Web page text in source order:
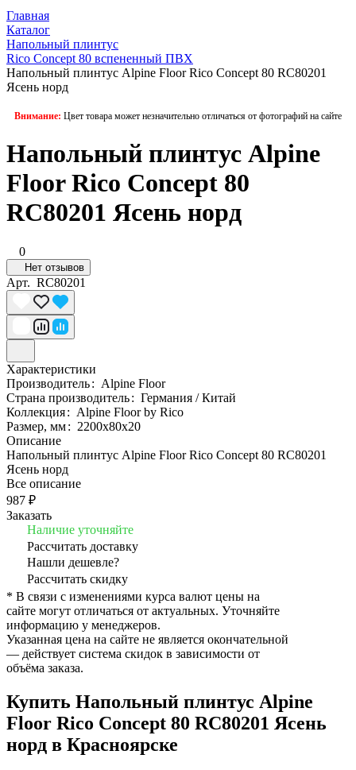
Главная
Каталог
Напольный плинтус
Rico Concept 80 вспененный ПВХ
Напольный плинтус Alpine Floor Rico Concept 80 RC80201
Ясень норд
Внимание: Цвет товара может незначительно отличаться от фотографий на сайте
Напольный плинтус Alpine
Floor Rico Concept 80
RC80201 Ясень норд
0
Нет отзывов
Арт. RC80201
Характеристики
Производитель: Alpine Floor
Страна производитель: Германия / Китай
Коллекция: Alpine Floor by Rico
Размер, мм: 2200х80х20
Описание
Напольный плинтус Alpine Floor Rico Concept 80 RC80201
Ясень норд
Все описание
987 ₽
Заказать
Наличие уточняйте
Рассчитать доставку
Нашли дешевле?
Рассчитать скидку
* В связи с изменениями курса валют цены на
сайте могут отличаться от актуальных. Уточняйте
информацию у менеджеров.
Указанная цена на сайте не является окончательной
— действует система скидок в зависимости от
объёма заказа.
Купить Напольный плинтус Alpine
Floor Rico Concept 80 RC80201 Ясень
норд в Красноярске